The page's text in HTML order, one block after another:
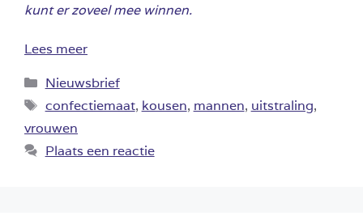
kunt er zoveel mee winnen.
Lees meer
Categorieën
Nieuwsbrief
Tags
confectiemaat, kousen, mannen, uitstraling,
vrouwen
Plaats een reactie